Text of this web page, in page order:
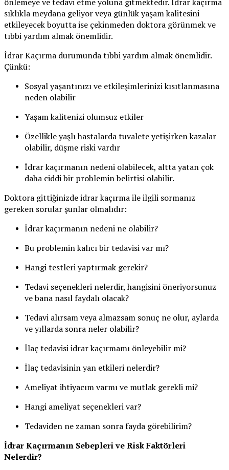
önlemeye ve tedavi etme yoluna gitmektedir. İdrar kaçırma
sıklıkla meydana geliyor veya günlük yaşam kalitesini
etkileyecek boyutta ise çekinmeden doktora görünmek ve
tıbbi yardım almak önemlidir.
İdrar Kaçırma durumunda tıbbi yardım almak önemlidir.
Çünkü:
Sosyal yaşantınızı ve etkileşimlerinizi kısıtlanmasına
neden olabilir
Yaşam kalitenizi olumsuz etkiler
Özellikle yaşlı hastalarda tuvalete yetişirken kazalar
olabilir, düşme riski vardır
İdrar kaçırmanın nedeni olabilecek, altta yatan çok
daha ciddi bir problemin belirtisi olabilir.
Doktora gittiğinizde idrar kaçırma ile ilgili sormanız
gereken sorular şunlar olmalıdır:
İdrar kaçırmanın nedeni ne olabilir?
Bu problemin kalıcı bir tedavisi var mı?
Hangi testleri yaptırmak gerekir?
Tedavi seçenekleri nelerdir, hangisini öneriyorsunuz
ve bana nasıl faydalı olacak?
Tedavi alırsam veya almazsam sonuç ne olur, aylarda
ve yıllarda sonra neler olabilir?
İlaç tedavisi idrar kaçırmamı önleyebilir mi?
İlaç tedavisinin yan etkileri nelerdir?
Ameliyat ihtiyacım varmı ve mutlak gerekli mi?
Hangi ameliyat seçenekleri var?
Tedaviden ne zaman sonra fayda görebilirim?
İdrar Kaçırmanın Sebepleri ve Risk Faktörleri
Nelerdir?